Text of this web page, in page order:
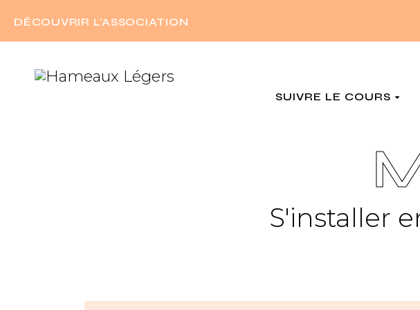
DÉCOUVRIR L'ASSOCIATION
SUIVRE LE COURS
S'installer